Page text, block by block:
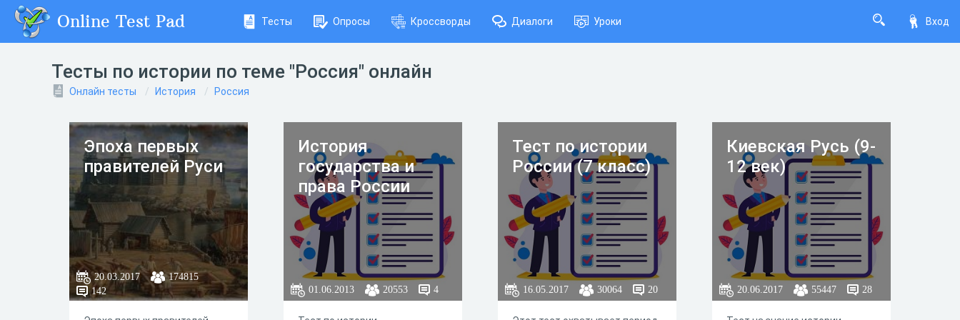
Вход
Online Test Pad Тесты Опросы Кроссворды Диалоги Уроки
Тесты по истории по теме "Россия" онлайн
Онлайн тесты История Россия
Эпоха первых
правителей Руси
20.03.2017
174815
142
История
государства и
права России
01.06.2013 20553 4
Тест по истории
России (7 класс)
16.05.2017 30064 20
Киевская Русь (9-
12 век)
20.06.2017 55447 28